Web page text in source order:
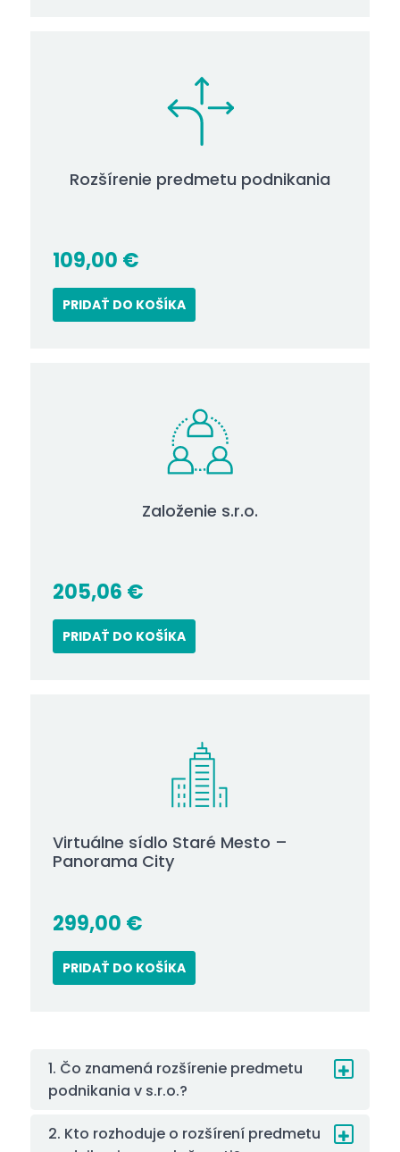
Rozšírenie predmetu podnikania
109,00 €
PRIDAŤ DO KOŠÍKA
Založenie s.r.o.
205,06 €
PRIDAŤ DO KOŠÍKA
Virtuálne sídlo Staré Mesto –
Panorama City
299,00 €
PRIDAŤ DO KOŠÍKA
1. Čo znamená rozšírenie predmetu
podnikania v s.r.o.?
2. Kto rozhoduje o rozšírení predmetu